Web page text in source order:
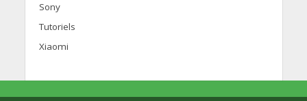
Sony
Tutoriels
Xiaomi